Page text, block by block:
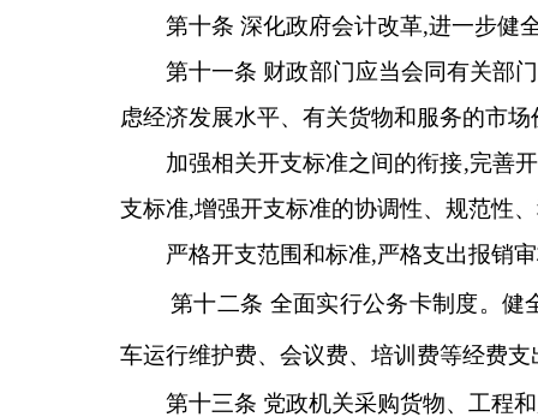
第十条 深化政府会计改革,进一步健
第十一条 财政部门应当会同有关部
虑经济发展水平、有关货物和服务的市
加强相关开支标准之间的衔接,完善
支标准,增强开支标准的协调性、规范性
严格开支范围和标准,严格支出报销
第十二条 全面实行公务卡制度。健
车运行维护费、会议费、培训费等经费
第十三条 党政机关采购货物、工程